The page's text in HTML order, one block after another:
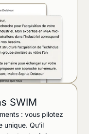
SWIM
: vous pilotez
unique. Qu’il